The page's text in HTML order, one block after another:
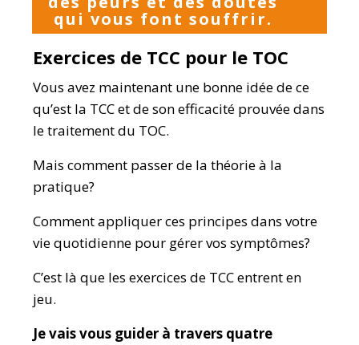
qui vous font souffrir.
Exercices de TCC pour le TOC
Vous avez maintenant une bonne idée de ce
qu’est la TCC et de son efficacité prouvée dans
le traitement du TOC.
Mais comment passer de la théorie à la
pratique?
Comment appliquer ces principes dans votre
vie quotidienne pour gérer vos symptômes?
C’est là que les exercices de TCC entrent en
jeu.
Je vais vous guider à travers quatre